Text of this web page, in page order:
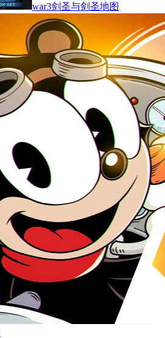
war3剑圣与剑圣地图